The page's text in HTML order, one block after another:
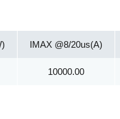
IMAX @8/20us(A)
10000.00